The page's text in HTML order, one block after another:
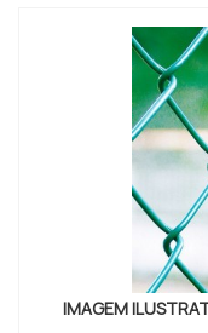
qualquer outro
deste tipo de
IMAGEM